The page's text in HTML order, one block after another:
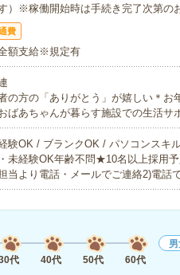
）※稼働開始時は手続き完了次第の
費
額支給※規定有
の方の「ありがとう」が嬉しい＊
ばあちゃんが暮らす施設での生活
験OK / ブランクOK / パソコンスキ
未経験OK年齢不問★10名以上採用
当より電話・メールでご連絡2)電話
代 40代 50代 60代